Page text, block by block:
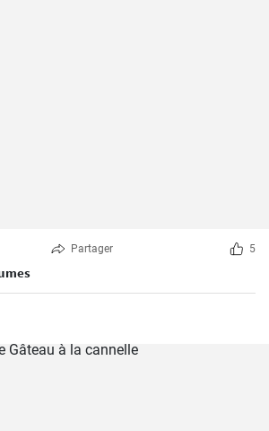
Partager 5